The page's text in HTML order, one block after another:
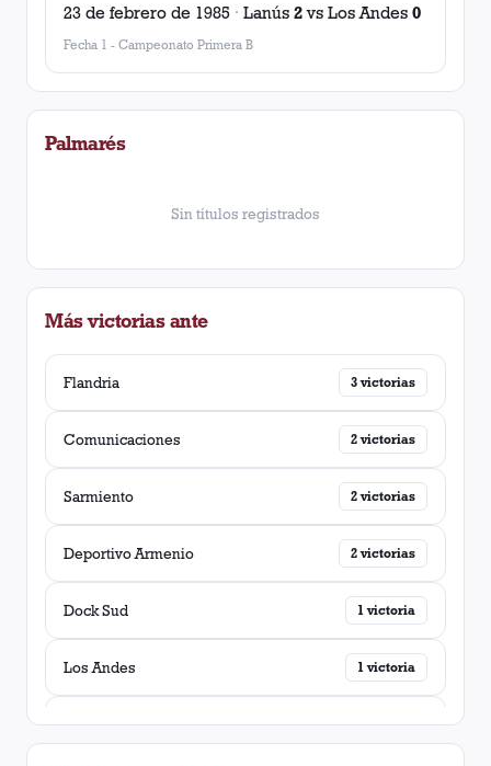
23 de febrero de 1985 · Lanús 2vs Los Andes 0
Fecha 1 - Campeonato Primera B
Palmarés
Sin títulos registrados
Más victorias ante
Flandria 3 victorias
Comunicaciones 2 victorias
Sarmiento 2 victorias
Deportivo Armenio 2 victorias
Dock Sud 1 victoria
Los Andes 1 victoria
Temperley 1 victoria